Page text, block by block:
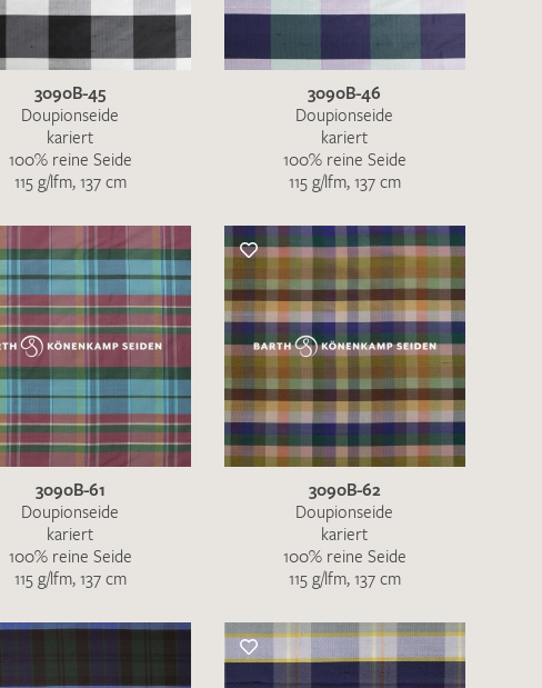
nicht funktionstüchtig. Bitte
direkt aninfo@barth-seiden.de.
Danke!
3090B-45
Doupionseide
kariert
100% reine Seide
115 g/lfm, 137 cm
3090B-46
Doupionseide
kariert
100% reine Seide
115 g/lfm, 137 cm
3090B-61
Doupionseide
kariert
100% reine Seide
115 g/lfm, 137 cm
3090B-62
Doupionseide
kariert
100% reine Seide
115 g/lfm, 137 cm